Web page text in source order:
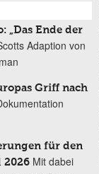
„Das Ende der
Adaption von
Griff nach
für den
2026 Mit dabei